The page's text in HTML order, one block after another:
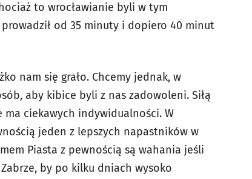
to wrocławianie byli w tym
od 35 minuty i dopiero 40 minut
nam się grało. Chcemy jednak, w
aby kibice byli z nas zadowoleni. Siłą
ma ciekawych indywidualności. W
jeden z lepszych napastników w
Piasta z pewnością są wahania jeśli
by po kilku dniach wysoko